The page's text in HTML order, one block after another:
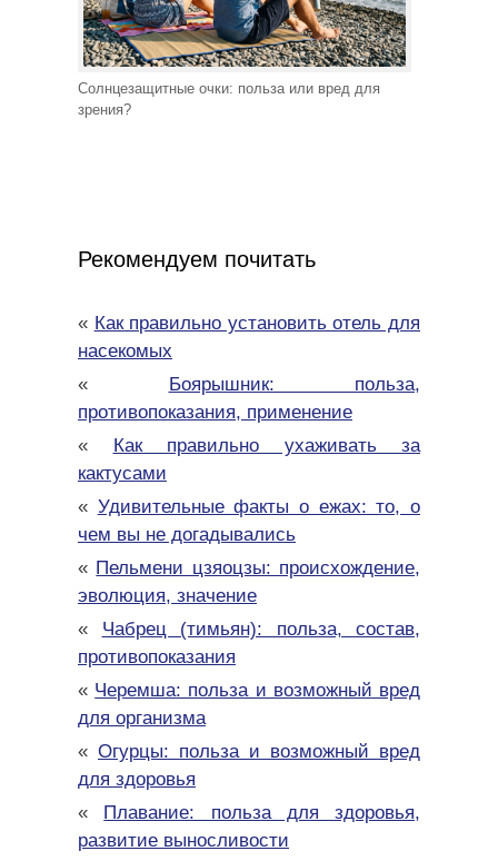
Солнцезащитные очки: польза или вред для
зрения?
Рекомендуем почитать
« Как правильно установить отель для
насекомых
« Боярышник: польза,
противопоказания, применение
« Как правильно ухаживать за
кактусами
« Удивительные факты о ежах: то, о
чем вы не догадывались
« Пельмени цзяоцзы: происхождение,
эволюция, значение
« Чабрец (тимьян): польза, состав,
противопоказания
« Черемша: польза и возможный вред
для организма
« Огурцы: польза и возможный вред
для здоровья
« Плавание: польза для здоровья,
развитие выносливости